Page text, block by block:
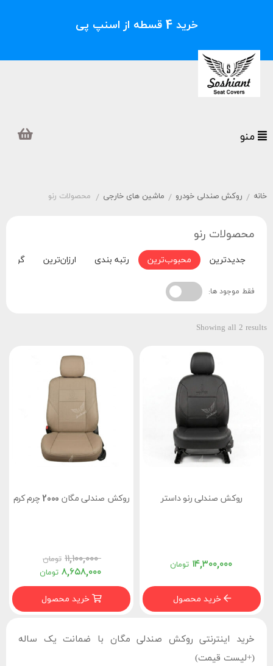
خرید 4 قسطه از اسنپ پی
خانه / روکش صندلی خودرو / ماشین های خارجی / محصولات رنو
محصولات رنو
جدیدترین محبوب‌ترین رتبه بندی ارزان‌ترین
فقط موجود ها:
Showing all 2 results
روکش صندلی رنو داستر
۱۴,۳۰۰,۰۰۰ تومان
خرید محصول
روکش صندلی مگان 2000 چرم کرم
۱۱,۱۰۰,۰۰۰ تومان
۸,۶۵۸,۰۰۰ تومان
خرید اینترنتی روکش صندلی مگان با ضمانت یک ساله
(+لیست قیمت)